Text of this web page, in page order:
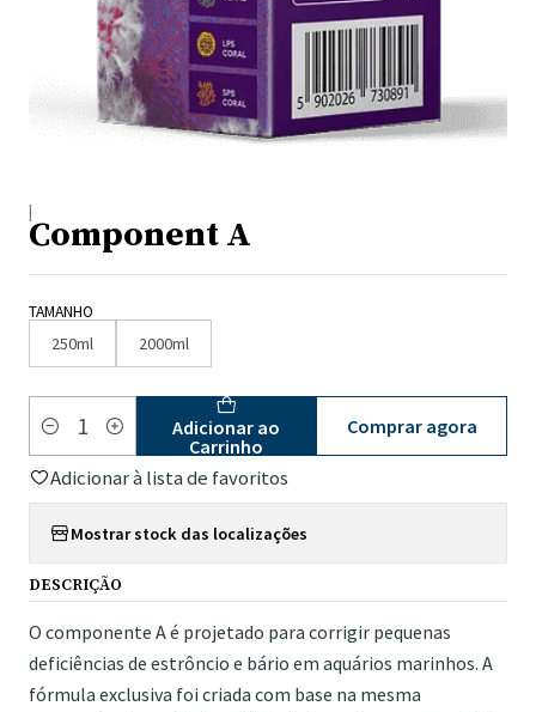
|
Component A
TAMANHO
250ml 2000ml
Quantidade
Adicionar ao
Carrinho
Comprar agora
Adicionar à lista de favoritos
Mostrar stock das localizações
DESCRIÇÃO
O componente A é projetado para corrigir pequenas
deficiências de estrôncio e bário em aquários marinhos. A
fórmula exclusiva foi criada com base na mesma